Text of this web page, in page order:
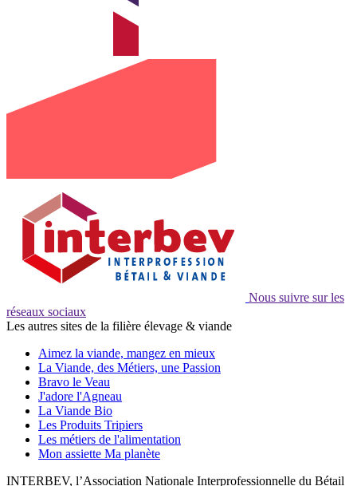
Nous suivre sur les
réseaux sociaux
Les autres sites de la filière élevage & viande
Aimez la viande, mangez en mieux
La Viande, des Métiers, une Passion
Bravo le Veau
J'adore l'Agneau
La Viande Bio
Les Produits Tripiers
Les métiers de l'alimentation
Mon assiette Ma planète
INTERBEV, l’Association Nationale Interprofessionnelle du Bétail